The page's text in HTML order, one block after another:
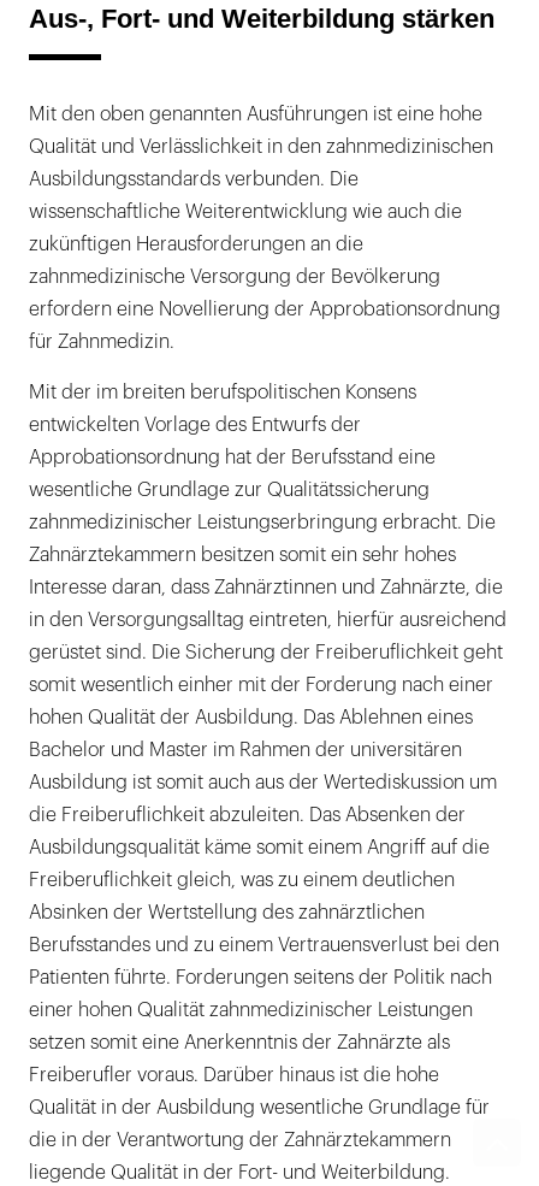
Aus-, Fort- und Weiterbildung stärken
Mit den oben genannten Ausführungen ist eine hohe
Qualität und Verlässlichkeit in den zahnmedizinischen
Ausbildungsstandards verbunden. Die
wissenschaftliche Weiterentwicklung wie auch die
zukünftigen Herausforderungen an die
zahnmedizinische Versorgung der Bevölkerung
erfordern eine Novellierung der Approbationsordnung
für Zahnmedizin.
Mit der im breiten berufspolitischen Konsens
entwickelten Vorlage des Entwurfs der
Approbationsordnung hat der Berufsstand eine
wesentliche Grundlage zur Qualitätssicherung
zahnmedizinischer Leistungserbringung erbracht. Die
Zahnärztekammern besitzen somit ein sehr hohes
Interesse daran, dass Zahnärztinnen und Zahnärzte, die
in den Versorgungsalltag eintreten, hierfür ausreichend
gerüstet sind. Die Sicherung der Freiberuflichkeit geht
somit wesentlich einher mit der Forderung nach einer
hohen Qualität der Ausbildung. Das Ablehnen eines
Bachelor und Master im Rahmen der universitären
Ausbildung ist somit auch aus der Wertediskussion um
die Freiberuflichkeit abzuleiten. Das Absenken der
Ausbildungsqualität käme somit einem Angriff auf die
Freiberuflichkeit gleich, was zu einem deutlichen
Absinken der Wertstellung des zahnärztlichen
Berufsstandes und zu einem Vertrauensverlust bei den
Patienten führte. Forderungen seitens der Politik nach
einer hohen Qualität zahnmedizinischer Leistungen
setzen somit eine Anerkenntnis der Zahnärzte als
Freiberufler voraus. Darüber hinaus ist die hohe
Qualität in der Ausbildung wesentliche Grundlage für
die in der Verantwortung der Zahnärztekammern
liegende Qualität in der Fort- und Weiterbildung.